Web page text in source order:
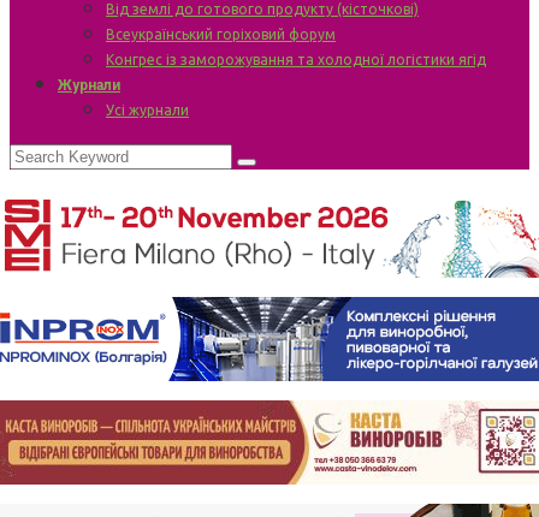
Від землі до готового продукту (кісточкові)
Всеукраїнський горіховий форум
Конгрес із заморожування та холодної логістики ягід
Журнали
Усі журнали